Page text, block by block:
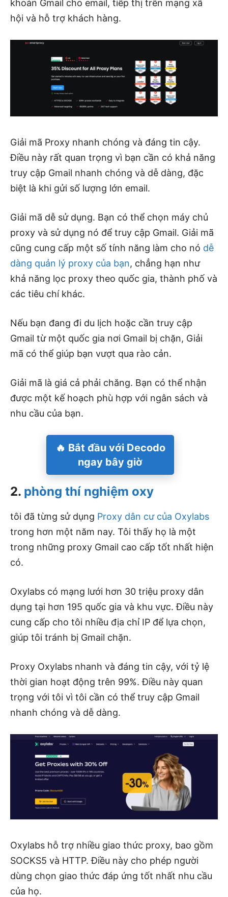
khoản Gmail cho email, tiếp thị trên mạng xã
hội và hỗ trợ khách hàng.
Giải mã Proxy nhanh chóng và đáng tin cậy.
Điều này rất quan trọng vì bạn cần có khả năng
truy cập Gmail nhanh chóng và dễ dàng, đặc
biệt là khi gửi số lượng lớn email.
Giải mã dễ sử dụng. Bạn có thể chọn máy chủ
proxy và sử dụng nó để truy cập Gmail. Giải mã
cũng cung cấp một số tính năng làm cho nó dễ
dàng quản lý proxy của bạn, chẳng hạn như
khả năng lọc proxy theo quốc gia, thành phố và
các tiêu chí khác.
Nếu bạn đang đi du lịch hoặc cần truy cập
Gmail từ một quốc gia nơi Gmail bị chặn, Giải
mã có thể giúp bạn vượt qua rào cản.
Giải mã là giá cả phải chăng. Bạn có thể nhận
được một kế hoạch phù hợp với ngân sách và
nhu cầu của bạn.
🔥 Bắt đầu với Decodo
ngay bây giờ
2. phòng thí nghiệm oxy
tôi đã từng sử dụng Proxy dân cư của Oxylabs
trong hơn một năm nay. Tôi thấy họ là một
trong những proxy Gmail cao cấp tốt nhất hiện
có.
Oxylabs có mạng lưới hơn 30 triệu proxy dân
dụng tại hơn 195 quốc gia và khu vực. Điều này
cung cấp cho tôi nhiều địa chỉ IP để lựa chọn,
giúp tôi tránh bị Gmail chặn.
Proxy Oxylabs nhanh và đáng tin cậy, với tỷ lệ
thời gian hoạt động trên 99%. Điều này quan
trọng với tôi vì tôi cần có thể truy cập Gmail
nhanh chóng và dễ dàng.
Oxylabs hỗ trợ nhiều giao thức proxy, bao gồm
SOCKS5 và HTTP. Điều này cho phép người
dùng chọn giao thức đáp ứng tốt nhất nhu cầu
của họ.